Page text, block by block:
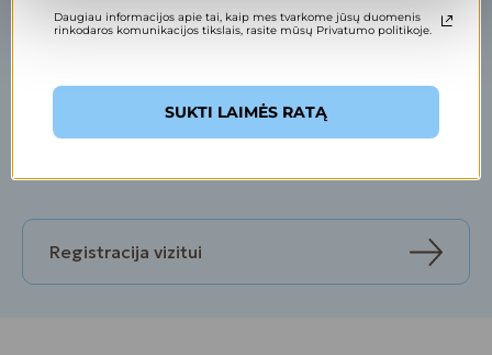
Registruokitės „Familia Optica“ salone arba gydytojo-
oftalmologo konsultacijai „Familia Clinica“ klinikose
taikoma -15% nuolaida.
Registracija vizitui
Daugiau informacijos apie tai, kaip mes tvarkome jūsų duomenis
rinkodaros komunikacijos tikslais, rasite mūsų Privatumo politikoje.
SUKTI LAIMĖS RATĄ